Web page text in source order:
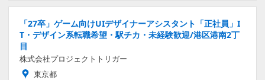
「27卒」ゲーム向けUIデザイナーアシスタント「正社員」I
T・デザイン系転職希望・駅チカ・未経験歓迎/港区港南2丁
目
株式会社プロジェクトトリガー
東京都